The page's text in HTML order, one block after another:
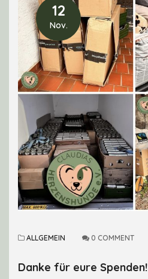
12
Nov.
ALLGEMEIN 0 COMMENT
Danke für eure Spenden!